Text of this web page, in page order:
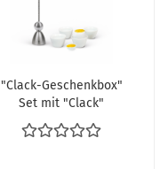
"Clack-Geschenkbox"
Set mit "Clack"
Eieröffner mit weißem
Keramikei, 4 weißen